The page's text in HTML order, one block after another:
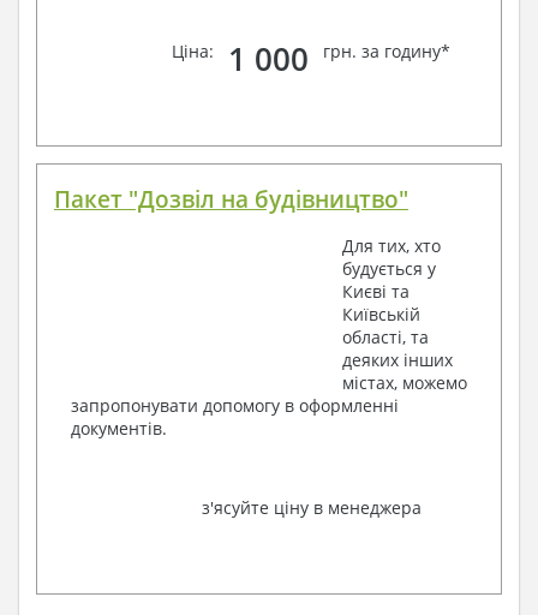
Ціна: 1 000 грн. за годину*
Пакет "Дозвіл на будівництво"
Для тих, хто
будується у
Києві та
Київській
області, та
деяких інших
містах, можемо
запропонувати допомогу в оформленні
документів.
з'ясуйте ціну в менеджера